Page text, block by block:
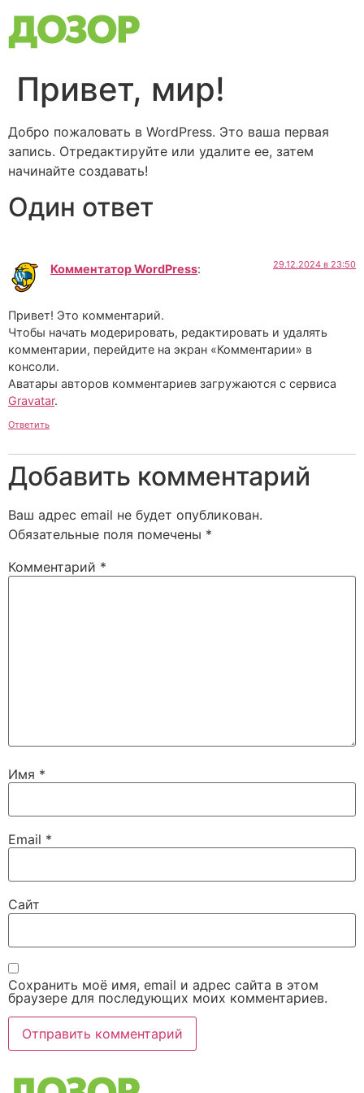
Привет, мир!
Добро пожаловать в WordPress. Это ваша первая
запись. Отредактируйте или удалите ее, затем
начинайте создавать!
Один ответ
Комментатор WordPress: 29.12.2024 в 23:50
Привет! Это комментарий.
Чтобы начать модерировать, редактировать и удалять
комментарии, перейдите на экран «Комментарии» в
консоли.
Аватары авторов комментариев загружаются с сервиса
Gravatar.
Ответить
Добавить комментарий
Ваш адрес email не будет опубликован.
Обязательные поля помечены *
Комментарий *
Имя *
Email *
Сайт
Сохранить моё имя, email и адрес сайта в этом
браузере для последующих моих комментариев.